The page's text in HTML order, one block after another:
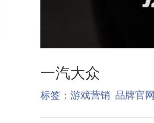
一汽大众
标签： 游戏营销 品牌官网